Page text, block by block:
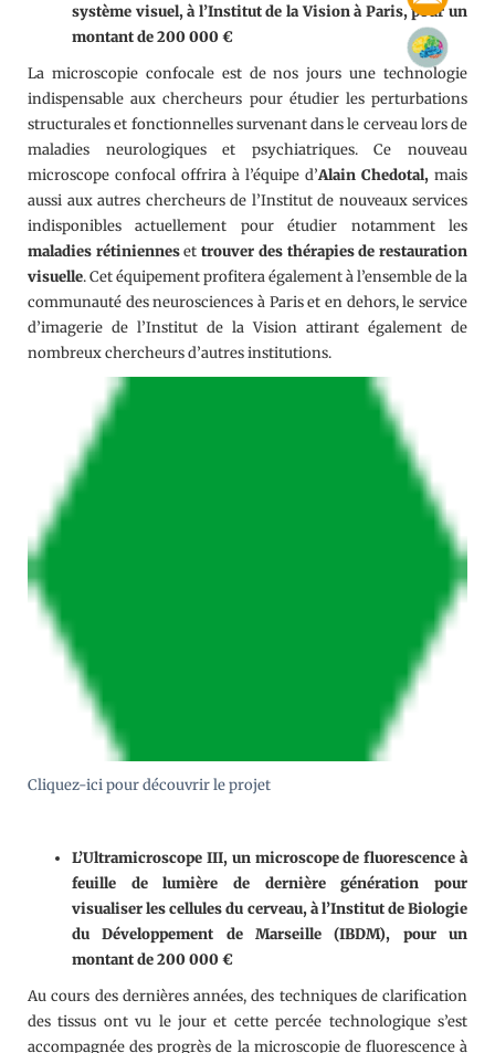
système visuel, à l’Institut de la Vision à Paris, pour un
montant de 200 000 €
La microscopie confocale est de nos jours une technologie
indispensable aux chercheurs pour étudier les perturbations
structurales et fonctionnelles survenant dans le cerveau lors de
maladies neurologiques et psychiatriques. Ce nouveau
microscope confocal offrira à l’équipe d’Alain Chedotal, mais
aussi aux autres chercheurs de l’Institut de nouveaux services
indisponibles actuellement pour étudier notamment les
maladies rétiniennesettrouver des thérapies de restauration
visuelle. Cet équipement profitera également à l’ensemble de la
communauté des neurosciences à Paris et en dehors, le service
d’imagerie de l’Institut de la Vision attirant également de
nombreux chercheurs d’autres institutions.
Cliquez-ici pour découvrir le projet
L’Ultramicroscope III, un microscope de fluorescence à
feuille de lumière de dernière génération pour
visualiser les cellules du cerveau, à l’Institut de Biologie
du Développement de Marseille (IBDM), pour un
montant de 200 000 €
Au cours des dernières années, des techniques de clarification
des tissus ont vu le jour et cette percée technologique s’est
accompagnée des progrès de la microscopie de fluorescence à